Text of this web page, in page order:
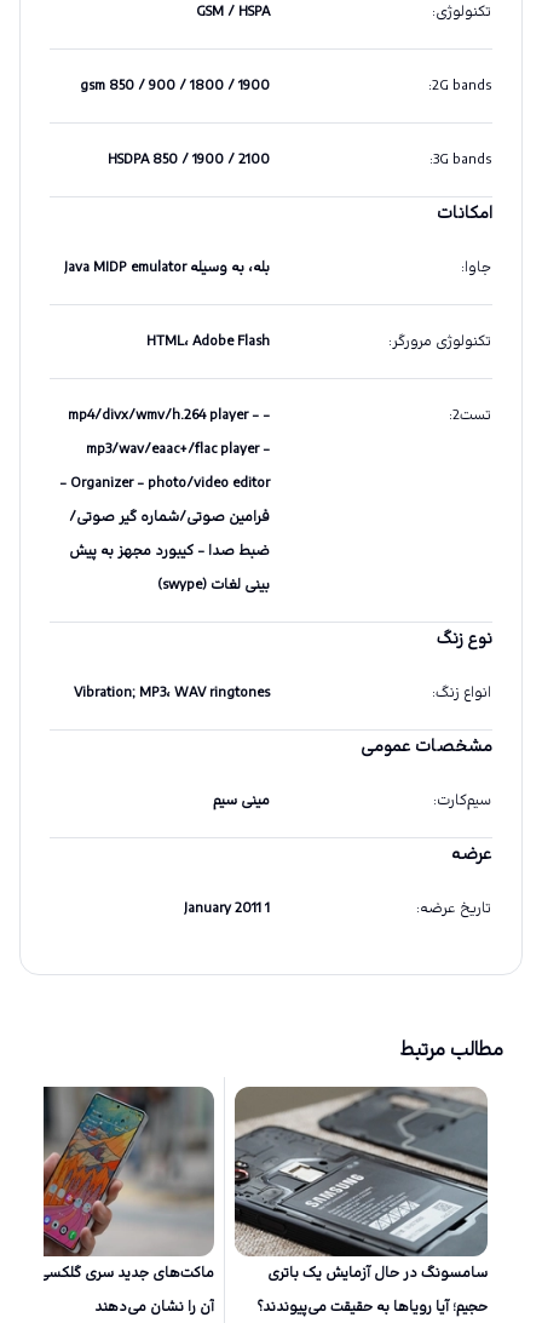
تکنولوژی:
GSM / HSPA
2G bands
:
gsm 850 / 900 / 1800 / 1900
3G bands
:
HSDPA 850 / 1900 / 2100
امکانات
جاوا: بله، به وسیله Java MIDP emulator
تکنولوژی مرورگر: HTML، Adobe Flash
تست2 :
- mp4/divx/wmv/h.264 player -
mp3/wav/eaac+/flac player -
Organizer - photo/video editor -
فرامین صوتی/شماره گیر صوتی/
ضبط صدا - کیبورد مجهز به پیش
بینی لغات (swype)
نوع زنگ
انواع زنگ: Vibration; MP3، WAV ringtones
مشخصات عمومی
سیم‌کارت: مینی سیم
عرضه
تاریخ عرضه:
1 January 2011
مطالب مرتبط
سامسونگ در حال آزمایش یک باتری
حجیم؛ آیا رویاها به حقیقت می‌پیوندند؟
آن را نشان می‌دهند